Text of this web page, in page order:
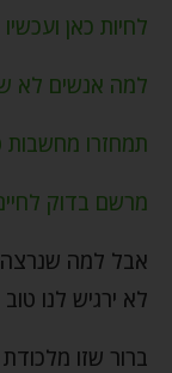
לחיות כאן ועכשיו
למה אנשים לא
תמחזרו מחשבות
מרשם בדוק
אבל למה שנרצה
לא ירגיש לנו
ברור שזו